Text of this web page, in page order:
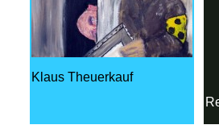
Klaus Theuerkauf